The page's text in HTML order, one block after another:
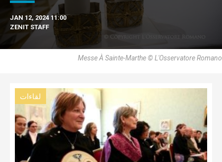
JAN 12, 2024 11:00
ZENIT STAFF
Messe À Sainte-Marthe © L'Osservatore Romano
لقاءات